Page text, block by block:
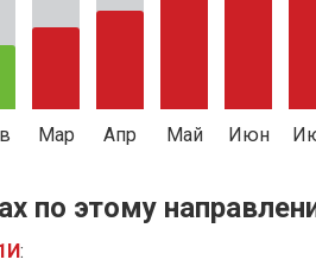
Мар Апр Май Июн
по этому
: